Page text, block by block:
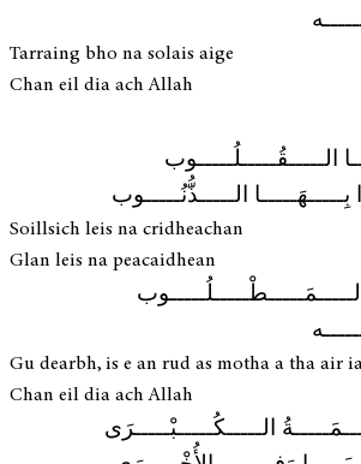
Tarraing bho na solais aige
Chan eil dia ach Allah
الـــــقُـــــلُـــــوب
الـــــذُّنُـــــوب
Soillsich leis na cridheachan
Glan leis na peacaidhean
Gu dearbh, is e an rud as motha a tha air
Chan eil dia ach Allah
الـــــكُـــــبْـــــرَى